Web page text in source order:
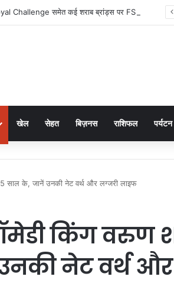
खेल सेहत बिज़नस राशिफल पर्यटन
साल के, जानें उनकी नेट वर्थ और लग्जरी लाइफ
किंग वरुण
नेट वर्थ और